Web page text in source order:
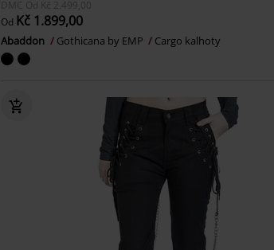
DMC Od Kč 2.499,00
Od Kč 1.899,00
Abaddon Gothicana by EMP Cargo kalhoty